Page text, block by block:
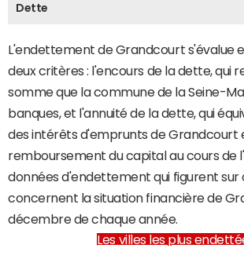
Dette
L'endettement de Grandcourt s'évalue
deux critères : l'encours de la dette, qui
somme que la commune de la Seine-
banques, et l'annuité de la dette, qui
des intérêts d'emprunts de Grandcourt
remboursement du capital au cours de
données d'endettement qui figurent
concernent la situation financière de
décembre de chaque année.
Les villes les plus